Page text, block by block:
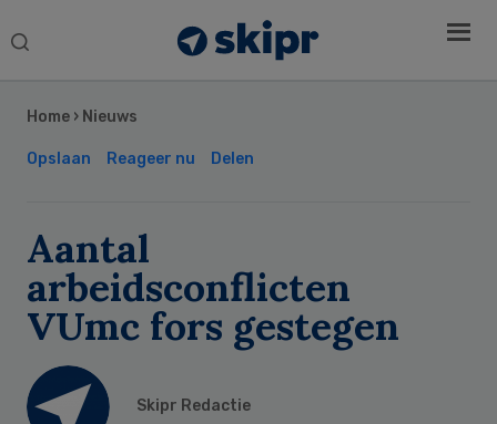
Search
Home › Nieuws
Opslaan Reageer nu Delen
Aantal
arbeidsconflicten
VUmc fors gestegen
Skipr Redactie
Sidebar